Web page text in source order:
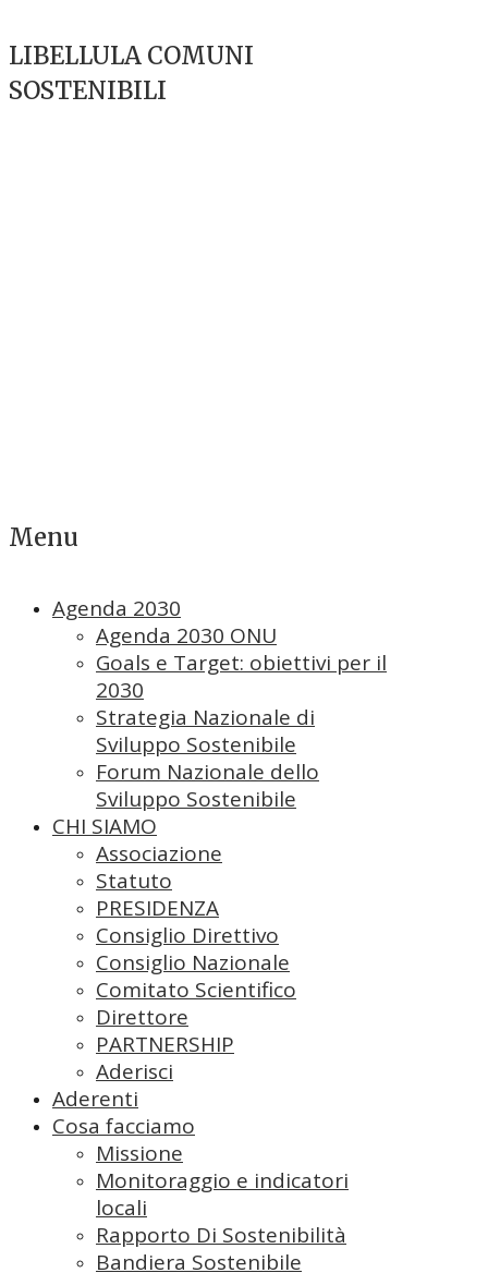
LIBELLULA COMUNI
SOSTENIBILI
Menu
Agenda 2030
Agenda 2030 ONU
Goals e Target: obiettivi per il
2030
Strategia Nazionale di
Sviluppo Sostenibile
Forum Nazionale dello
Sviluppo Sostenibile
CHI SIAMO
Associazione
Statuto
PRESIDENZA
Consiglio Direttivo
Consiglio Nazionale
Comitato Scientifico
Direttore
PARTNERSHIP
Aderisci
Aderenti
Cosa facciamo
Missione
Monitoraggio e indicatori
locali
Rapporto Di Sostenibilità
Bandiera Sostenibile